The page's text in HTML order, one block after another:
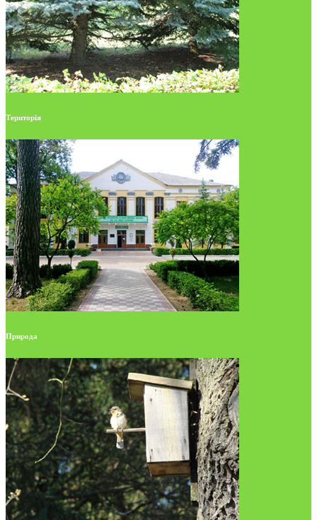
Територія
Природа